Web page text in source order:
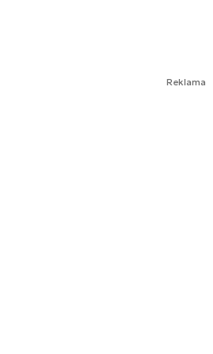
Reklama